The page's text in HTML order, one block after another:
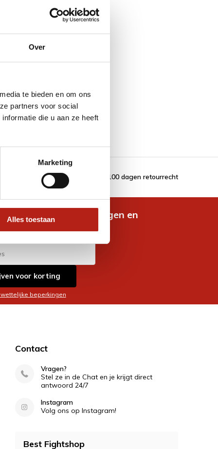
Over
te bieden en om ons
partners voor social
die u aan ze heeft
Marketing
Alles toestaan
100 dagen retourrecht
nieuwste aanbiedingen en
voor korting
beperkingen
Contact
Vragen?
Stel ze in de Chat en je krijgt direct
antwoord 24/7
Instagram
Volg ons op Instagram!
Best Fightshop